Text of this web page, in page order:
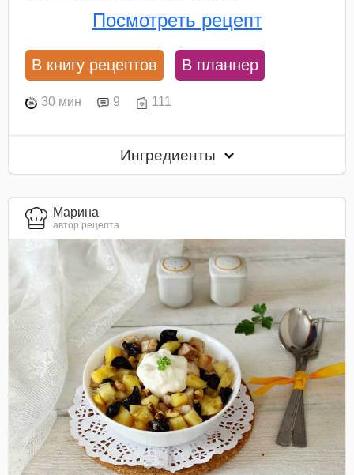
Посмотреть рецепт
В книгу рецептов В планнер
30 мин 9 111
Ингредиенты
Марина
автор рецепта